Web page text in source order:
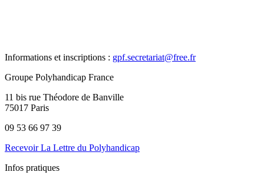
Informations et inscriptions : gpf.secretariat@free.fr
Groupe Polyhandicap France
11 bis rue Théodore de Banville
75017 Paris
09 53 66 97 39
Recevoir La Lettre du Polyhandicap
Infos pratiques